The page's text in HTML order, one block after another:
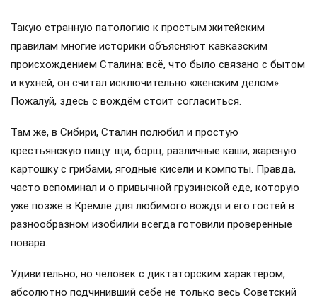
Такую странную патологию к простым житейским
правилам многие историки объясняют кавказским
происхождением Сталина: всё, что было связано с бытом
и кухней, он считал исключительно «женским делом».
Пожалуй, здесь с вождём стоит согласиться.
Там же, в Сибири, Сталин полюбил и простую
крестьянскую пищу: щи, борщ, различные каши, жареную
картошку с грибами, ягодные кисели и компоты. Правда,
часто вспоминал и о привычной грузинской еде, которую
уже позже в Кремле для любимого вождя и его гостей в
разнообразном изобилии всегда готовили проверенные
повара.
Удивительно, но человек с диктаторским характером,
абсолютно подчинивший себе не только весь Советский